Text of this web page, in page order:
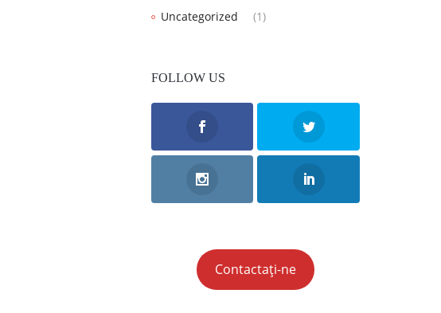
Uncategorized
(1)
FOLLOW US
Contactați-ne